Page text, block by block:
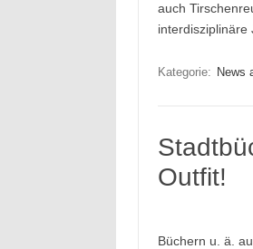
auch
interdisziplinäre
Kategorie: News
Outfit!
Büchern u. ä.